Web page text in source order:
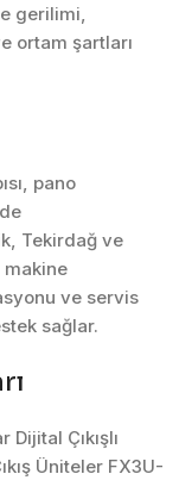
gerilimi,
ortam şartları
pano
Tekirdağ ve
makine
ve servis
sağlar.
Çıkışlı
Üniteler FX3U-